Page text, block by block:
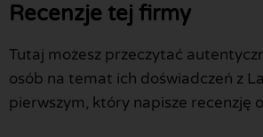
Recenzje tej firmy
Tutaj możesz przeczytać
osób na temat ich doświadczeń z
pierwszym, który napisze recenzję